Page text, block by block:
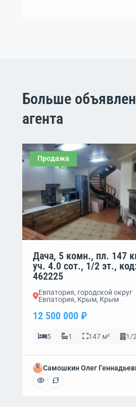
Больше
агента
Продажа
Дача, 5 комн., пл. 147
уч. 4.0 сот., 1/2 эт.,
462225
Евпатория, городской округ
Евпатория, Крым, Крым
12 500 000 ₽
5 1 147 м² 1/
Самошкин Олег